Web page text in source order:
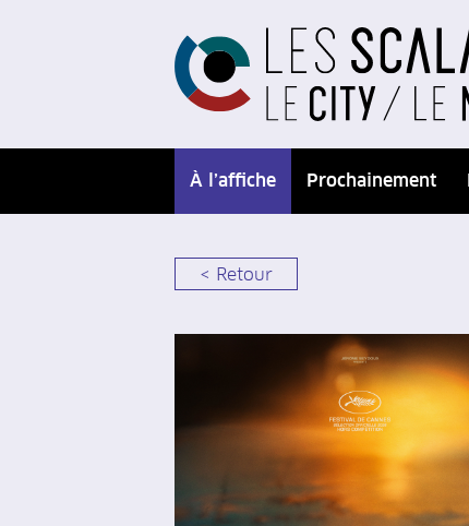
À l’affiche Prochainement
< Retour